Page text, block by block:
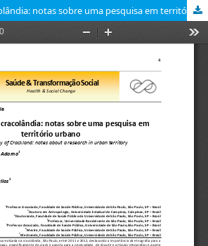
Etnografia da cracolândia: notas sobre uma pesquisa em território urbano [Ethnography of Crackland: notes about a research in urban territory]